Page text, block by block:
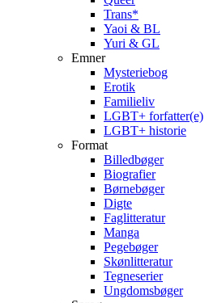
Trans*
Yaoi & BL
Yuri & GL
Emner
Mysteriebog
Erotik
Familieliv
LGBT+ forfatter(e)
LGBT+ historie
Format
Billedbøger
Biografier
Børnebøger
Digte
Faglitteratur
Manga
Pegebøger
Skønlitteratur
Tegneserier
Ungdomsbøger